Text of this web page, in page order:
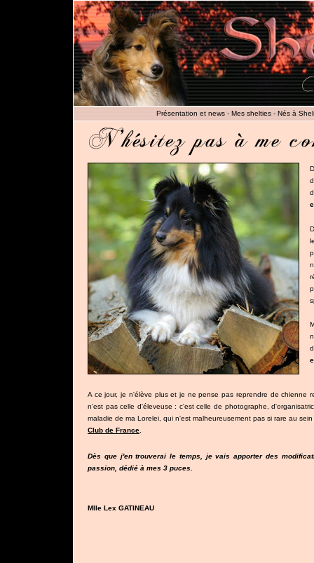
Présentation et news- Mes shelties- Nés à
A ce jour, je n'élève plus et je ne pense pas reprendre de chienne
n'est pas celle d'éleveuse : c'est celle de photographe,
maladie de ma Lorelei, qui n'est malheureusement pas si rare au
Club de France
Dès que j'en trouverai le temps, je vais apporter des
passion, dédié à mes 3 puces.
Mlle Lex GATINEAU